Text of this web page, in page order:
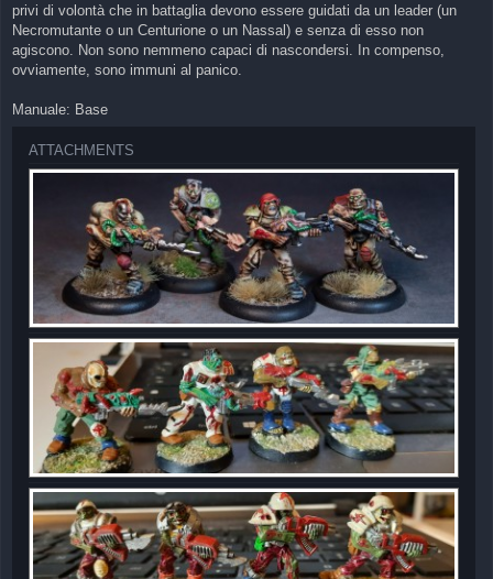
privi di volontà che in battaglia devono essere guidati da un leader (un
Necromutante o un Centurione o un Nassal) e senza di esso non
agiscono. Non sono nemmeno capaci di nascondersi. In compenso,
ovviamente, sono immuni al panico.
Manuale: Base
ATTACHMENTS